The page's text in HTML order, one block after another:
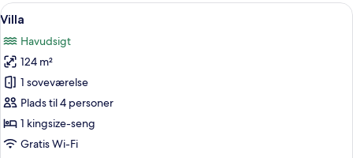
Indlæs
alle
billeder
af
Villa
En træterrasse med liggestole og et
9
Villa
Havudsigt
124 m²
1 soveværelse
Plads til 4 personer
1 kingsize-seng
Gratis Wi-Fi